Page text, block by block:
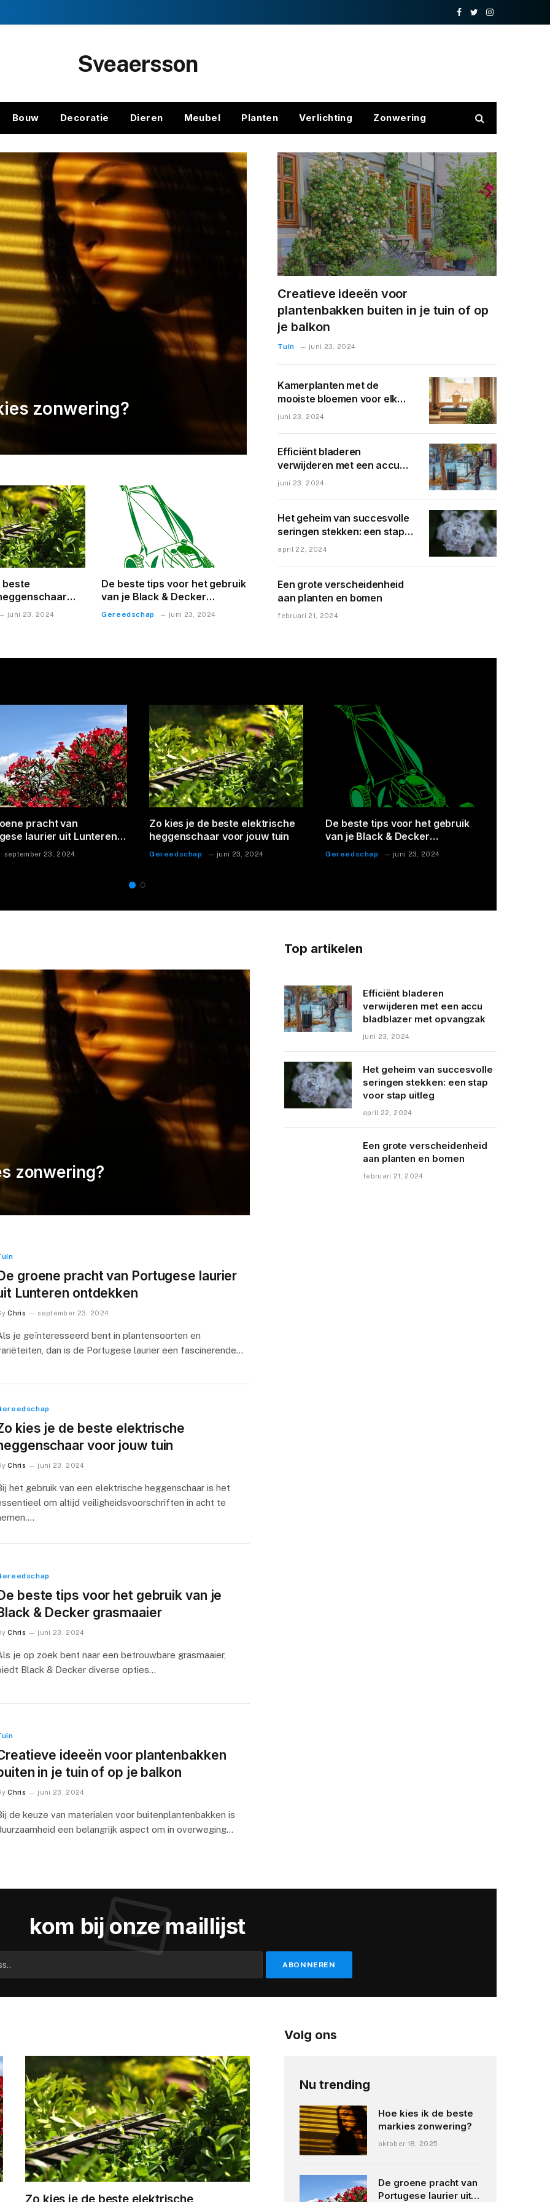
Facebook
TwitterInstagram
Sveaersson
Bouw Decoratie Dieren Meubel Planten Verlichting Zonwering
zonwering?
beste
juni 23, 2024
De beste tips voor het gebruik
van je Black & Decker
grasmaaier
Gereedschap juni 23, 2024
Creatieve ideeën voor
plantenbakken buiten in je tuin of op
je balkon
Tuin juni 23, 2024
Kamerplanten met de
mooiste bloemen voor elk
interieur
juni 23, 2024
Efficiënt bladeren
verwijderen met een accu
bladblazer met opvangzak
juni 23, 2024
Het geheim van succesvolle
seringen stekken: een stap
voor stap uitleg
april 22, 2024
Een grote verscheidenheid
aan planten en bomen
februari 21, 2024
met de mooiste
voor elk interieur
juni 23, 2024
Efficiënt bladeren verwijderen
met een accu bladblazer met
opvangzak
Tuin juni 23, 2024
Het geheim van succesvolle
seringen stekken: een stap voor
stap uitleg
Planten april 22, 2024
zonwering?
groene pracht van Portugese laurier
Lunteren ontdekken
Chris september 23, 2024
je geïnteresseerd bent in plantensoorten en
dan is de Portugese laurier een fascinerende…
kies je de beste elektrische
voor jouw tuin
Chris juni 23, 2024
het gebruik van een elektrische heggenschaar is het
om altijd veiligheidsvoorschriften in acht te
beste tips voor het gebruik van je
& Decker grasmaaier
Chris juni 23, 2024
je op zoek bent naar een betrouwbare grasmaaier,
Black & Decker diverse opties…
ideeën voor plantenbakken
in je tuin of op je balkon
Chris juni 23, 2024
de keuze van materialen voor buitenplantenbakken is
een belangrijk aspect om in overweging…
Top artikelen
Efficiënt bladeren
verwijderen met een accu
bladblazer met opvangzak
juni 23, 2024
Het geheim van succesvolle
seringen stekken: een stap
voor stap uitleg
april 22, 2024
Een grote verscheidenheid
aan planten en bomen
februari 21, 2024
kom bij onze maillijst
Volg ons
Nu trending
Hoe kies ik de beste
markies zonwering?
oktober 18, 2025
De groene pracht van
Portugese laurier uit